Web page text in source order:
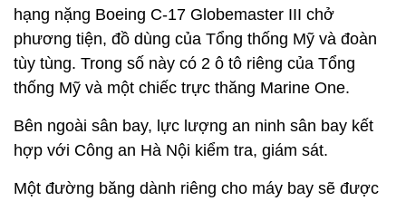
hạng nặng Boeing C-17 Globemaster III chở
phương tiện, đồ dùng của Tổng thống Mỹ và đoàn
tùy tùng. Trong số này có 2 ô tô riêng của Tổng
thống Mỹ và một chiếc trực thăng Marine One.
Bên ngoài sân bay, lực lượng an ninh sân bay kết
hợp với Công an Hà Nội kiểm tra, giám sát.
Một đường băng dành riêng cho máy bay sẽ được